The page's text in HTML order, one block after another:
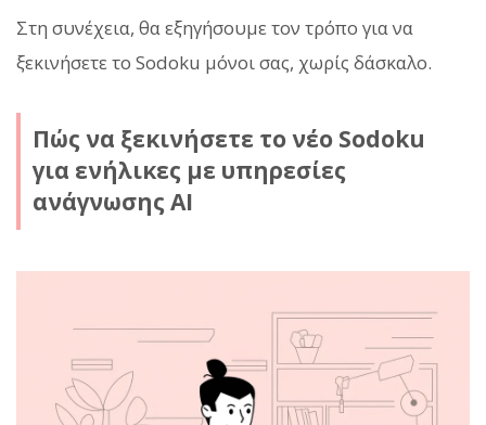
Στη συνέχεια, θα εξηγήσουμε τον τρόπο για να
ξεκινήσετε το Sodoku μόνοι σας, χωρίς δάσκαλο.
Πώς να ξεκινήσετε το νέο Sodoku
για ενήλικες με υπηρεσίες
ανάγνωσης AI